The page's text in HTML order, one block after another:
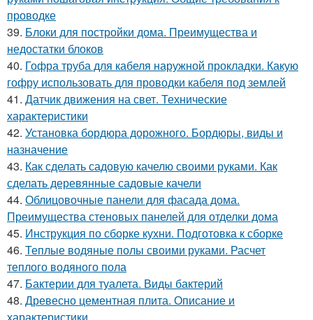
проводке
39. Блоки для постройки дома. Преимущества и
недостатки блоков
40. Гофра труба для кабеля наружной прокладки. Какую
гофру использовать для проводки кабеля под землей
41. Датчик движения на свет. Технические
характеристики
42. Установка бордюра дорожного. Бордюры, виды и
назначение
43. Как сделать садовую качелю своими руками. Как
сделать деревянные садовые качели
44. Облицовочные панели для фасада дома.
Преимущества стеновых панелей для отделки дома
45. Инструкция по сборке кухни. Подготовка к сборке
46. Теплые водяные полы своими руками. Расчет
теплого водяного пола
47. Бактерии для туалета. Виды бактерий
48. Древесно цементная плита. Описание и
характеристики